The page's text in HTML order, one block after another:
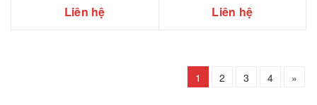
Liên hệ Liên hệ
1 2 3 4 »